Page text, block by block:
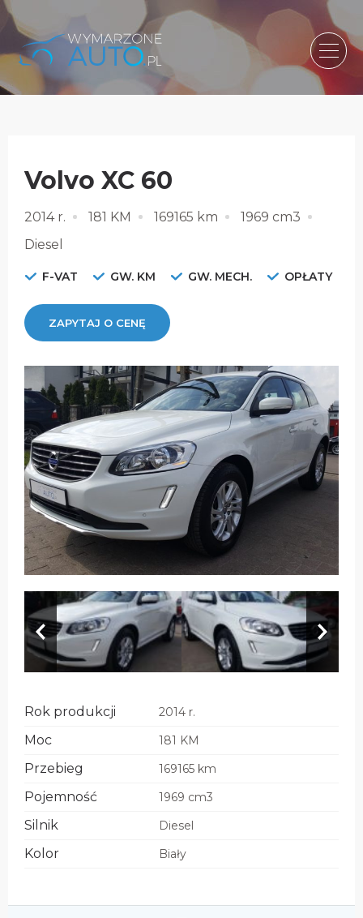
Volvo XC 60
2014 r. 181 KM 169165 km
1969 cm3
Diesel
F-VAT GW. KM GW. MECH. OPŁATY
ZAPYTAJ O CENĘ
Rok produkcji 2014 r.
Moc 181 KM
Przebieg 169165 km
Pojemność 1969 cm3
Silnik Diesel
Kolor Biały